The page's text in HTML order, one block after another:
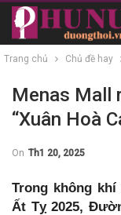
Trang chủ Chủ đề hay
Menas Mall
“Xuân Hoà
On Th1 20, 2025
Trong không
Ất Tỵ 2025,